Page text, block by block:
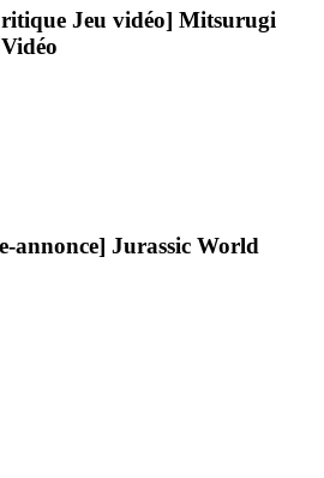
Jeu vidéo] Mitsurugi
annonce] Jurassic World